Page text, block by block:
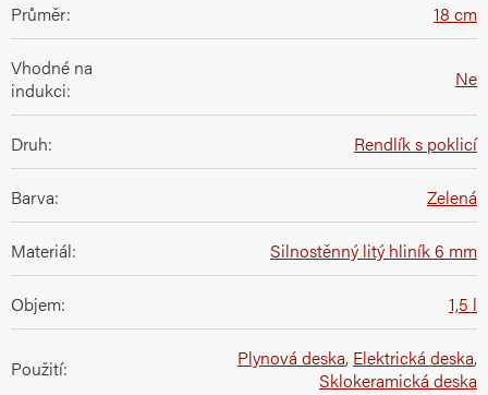
Průměr: 18 cm
Vhodné na
indukci: Ne
Druh: Rendlík s poklicí
Barva: Zelená
Materiál: Silnostěnný litý hliník 6 mm
Objem: 1,5 l
Použití: Plynová deska, Elektrická deska,
Sklokeramická deska